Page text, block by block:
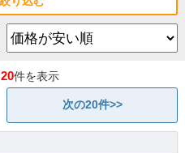
件を表示
次の20件>>